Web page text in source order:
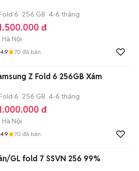
6 256 GB 4-6 tháng
đ
Hà Nội
4.9 70 đã bán
Z Fold 6 256GB Xám
6 256 GB 4-6 tháng
đ
Hà Nội
4.9 70 đã bán
GL fold 7 SSVN 256 99%